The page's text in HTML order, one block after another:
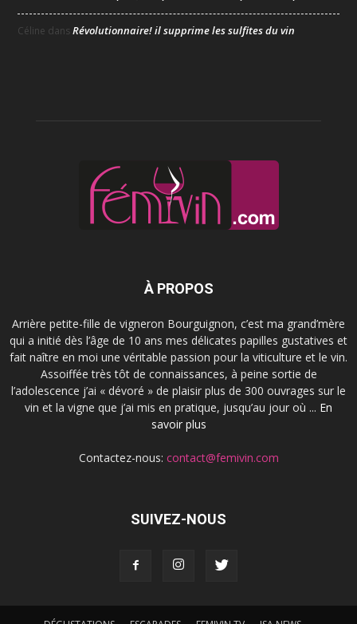
Céline dansRévolutionnaire! il supprime les sulfites du vin
À PROPOS
Arrière petite-fille de vigneron Bourguignon, c’est ma grand’mère
qui a initié dès l’âge de 10 ans mes délicates papilles gustatives et
fait naître en moi une véritable passion pour la viticulture et le vin.
Assoiffée très tôt de connaissances, à peine sortie de
l’adolescence j’ai « dévoré » de plaisir plus de 300 ouvrages sur le
vin et la vigne que j’ai mis en pratique, jusqu’au jour où ... En
savoir plus
Contactez-nous: contact@femivin.com
SUIVEZ-NOUS